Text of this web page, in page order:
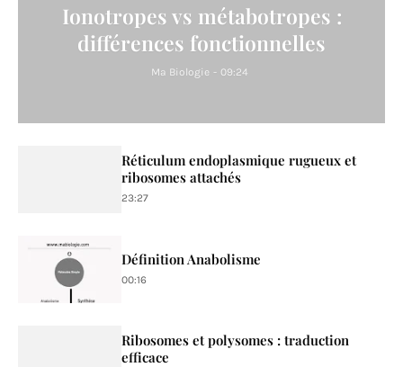
Ionotropes vs métabotropes :
différences fonctionnelles
Ma Biologie - 09:24
Réticulum endoplasmique rugueux et
ribosomes attachés
23:27
Définition Anabolisme
00:16
Ribosomes et polysomes : traduction
efficace